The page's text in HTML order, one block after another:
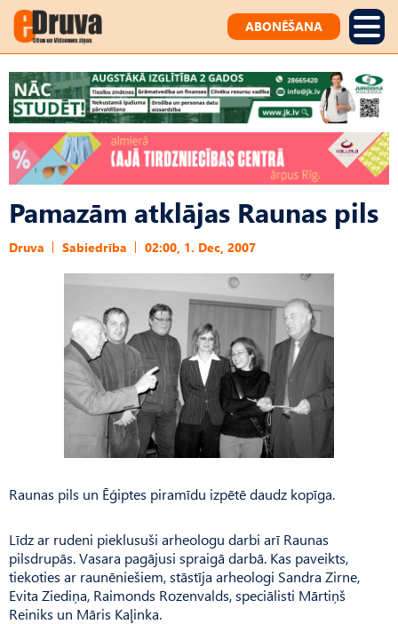
ABONĒŠANA
Pamazām atklājas Raunas pils
Druva Sabiedrība 02:00, 1. Dec, 2007
Raunas pils un Ēģiptes piramīdu izpētē daudz kopīga.
Līdz ar rudeni pieklusuši arheologu darbi arī Raunas
pilsdrupās. Vasara pagājusi spraigā darbā. Kas paveikts,
tiekoties ar raunēniešiem, stāstīja arheologi Sandra Zirne,
Evita Ziediņa, Raimonds Rozenvalds, speciālisti Mārtiņš
Reiniks un Māris Kaļinka.